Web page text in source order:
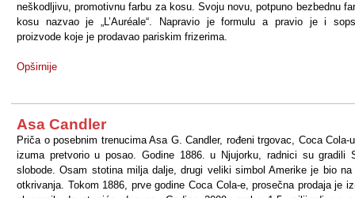
neškodljivu, promotivnu farbu za kosu. Svoju novu, potpuno bezbednu
kosu nazvao je „L’Auréale“. Napravio je formulu a pravio je i
proizvode koje je prodavao pariskim frizerima.
Opširnije
Asa Candler
Priča o posebnim trenucima Asa G. Candler, rođeni trgovac, Coca Cola-
izuma pretvorio u posao. Godine 1886. u Njujorku, radnici su gradili
slobode. Osam stotina milja dalje, drugi veliki simbol Amerike je bio na
otkrivanja. Tokom 1886, prve godine Coca Cola-e, prosečna prodaja je